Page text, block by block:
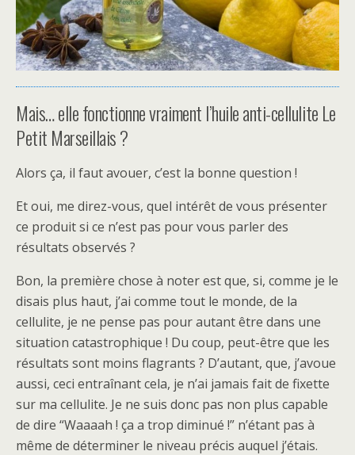
Mais… elle fonctionne vraiment l’huile anti-cellulite Le
Petit Marseillais ?
Alors ça, il faut avouer, c’est la bonne question !
Et oui, me direz-vous, quel intérêt de vous présenter
ce produit si ce n’est pas pour vous parler des
résultats observés ?
Bon, la première chose à noter est que, si, comme je le
disais plus haut, j’ai comme tout le monde, de la
cellulite, je ne pense pas pour autant être dans une
situation catastrophique ! Du coup, peut-être que les
résultats sont moins flagrants ? D’autant, que, j’avoue
aussi, ceci entraînant cela, je n’ai jamais fait de fixette
sur ma cellulite. Je ne suis donc pas non plus capable
de dire “Waaaah ! ça a trop diminué !” n’étant pas à
même de déterminer le niveau précis auquel j’étais.